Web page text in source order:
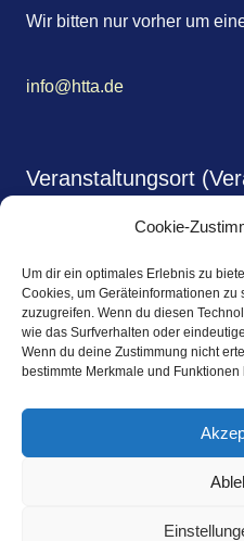
Cookie-
Um dir ein optimales Erlebnis zu
Cookies, um Geräteinformationen
zuzugreifen. Wenn du diesen
wie das Surfverhalten oder
Wenn du deine Zustimmung nicht
bestimmte Merkmale und
Wir bitten nur vorher um
info@htta.de
Veranstaltungsort
Johnsallee 64
20146 Hamburg